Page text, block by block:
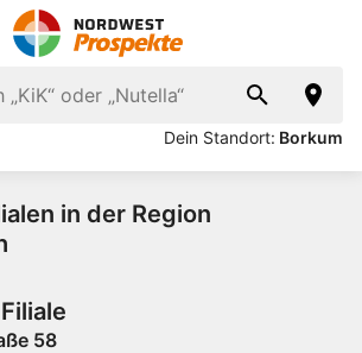
Dein Standort: Borkum
in der Region
58